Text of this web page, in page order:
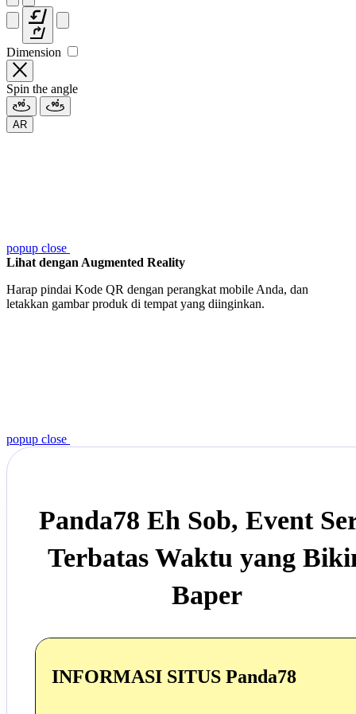
Dimension
Spin the angle
AR
popup close
Lihat dengan Augmented Reality
Harap pindai Kode QR dengan perangkat mobile Anda, dan
letakkan gambar produk di tempat yang diinginkan.
popup close
Panda78 Eh Sob, Event
Terbatas Waktu yang
Baper
INFORMASI SITUS Panda78